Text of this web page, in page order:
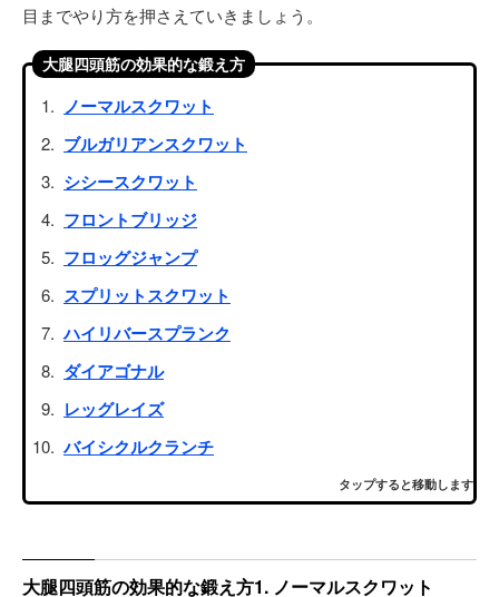
目までやり方を押さえていきましょう。
大腿四頭筋の効果的な鍛え方
ノーマルスクワット
ブルガリアンスクワット
シシースクワット
フロントブリッジ
フロッグジャンプ
スプリットスクワット
ハイリバースプランク
ダイアゴナル
レッグレイズ
バイシクルクランチ
タップすると移動します
大腿四頭筋の効果的な鍛え方1. ノーマルスクワット